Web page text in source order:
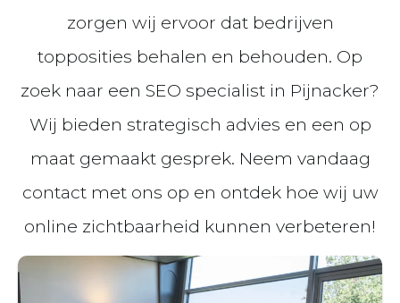
zorgen wij ervoor dat bedrijven
topposities behalen en behouden. Op
zoek naar een SEO specialist in Pijnacker?
Wij bieden strategisch advies en een op
maat gemaakt gesprek. Neem vandaag
contact met ons op en ontdek hoe wij uw
online zichtbaarheid kunnen verbeteren!